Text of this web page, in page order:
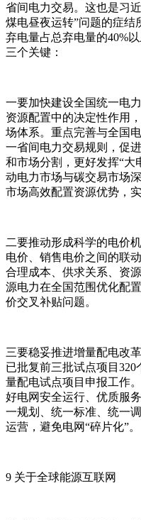
省间电力交易。这也是习
煤电昼夜运转”问题的症结
弃电量占总弃电量的40%
三个关键：
一要加快建设全国统一电
资源配置中的决定性作用
场体系。重点完善与全国
一省间电力交易规则，促
和市场分割，更好发挥“大
动电力市场与碳交易市场
市场高效配置资源优势，
二要推动形成科学的电价
电价、销售电价之间的联
合理成本、供求关系、资
源电力在全国范围优化配
价交叉补贴问题。
三要稳妥推进增量配电改
已批复前三批试点项目320
量配电试点项目申报工作
好电网安全运行、优质服
一规划、统一标准、统一
运营，避免电网“碎片化”。
9 关于全球能源互联网